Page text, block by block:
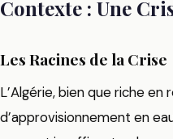
Contexte : Une
Les Racines de la Crise
L’Algérie, bien que riche
d’approvisionnement en